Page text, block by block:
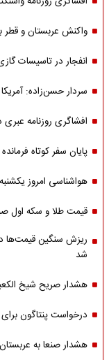
واکنش عربستان و قطر
انفجار در تاسیسات
سردار حسن‌زاده:
افشاگری روزنامه عبری
پایان سفر کوتاه
هواشناسی امروز یکشنبه ۱۸ مرداد
قیمت طلا و سکه اول صبح ۱۸ مردادماه
شد
هشدار صریح شیخ
درخواست پنتاگون
هشدار صنعا به